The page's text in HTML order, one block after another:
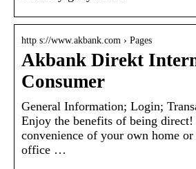
http s://www.akbank.com › Pages
Akbank Direkt
Consumer
General Information; Login;
Enjoy the benefits of being
convenience of your own home or
office …